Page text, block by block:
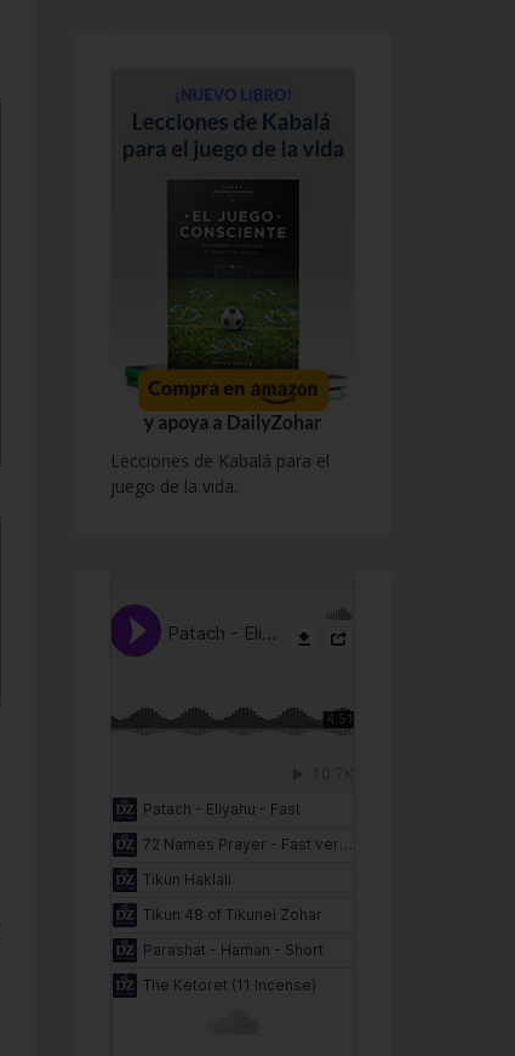
Lecciones de Kabalá para el
juego de la vida.